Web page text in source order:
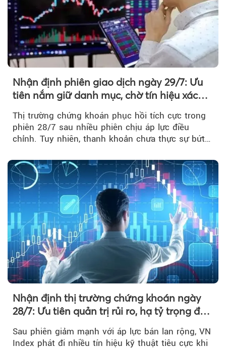
Nhận định phiên giao dịch ngày 29/7: Ưu
tiên nắm giữ danh mục, chờ tín hiệu xác
Thị trường chứng khoán phục hồi tích cực trong
phiên 28/7 sau nhiều phiên chịu áp lực điều
chỉnh. Tuy nhiên, thanh khoản chưa thực sự bứt
Nhận định thị trường chứng khoán ngày
28/7: Ưu tiên quản trị rủi ro, hạ tỷ trọng đòn
Sau phiên giảm mạnh với áp lực bán lan rộng, VN
Index phát đi nhiều tín hiệu kỹ thuật tiêu cực khi